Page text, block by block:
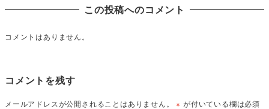
この投稿へのコメント
コメントはありません。
コメントを残す
メールアドレスが公開されることはありません。 ※ が付いている欄は必須